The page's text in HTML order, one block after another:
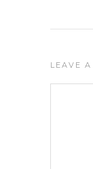
LEAVE A